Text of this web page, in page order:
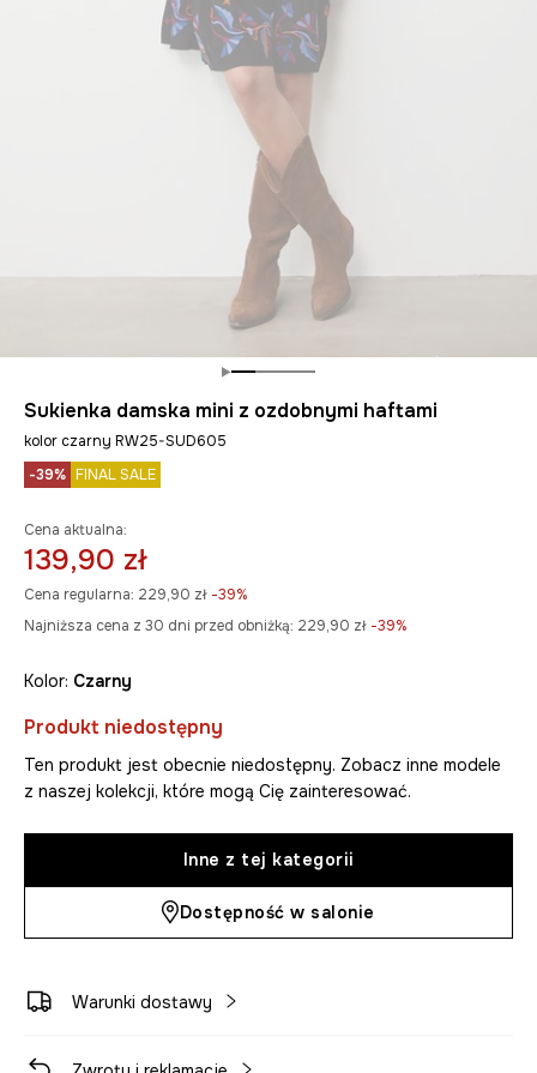
Sukienka damska mini z ozdobnymi haftami
kolor czarny RW25-SUD605
-39% FINAL SALE
Cena aktualna:
139,90 zł
Cena regularna: 229,90 zł -39%
Najniższa cena z 30 dni przed obniżką: 229,90 zł -39%
Kolor: czarny
Produkt niedostępny
Ten produkt jest obecnie niedostępny. Zobacz inne modele
z naszej kolekcji, które mogą Cię zainteresować.
Inne z tej kategorii
Dostępność w salonie
Warunki dostawy